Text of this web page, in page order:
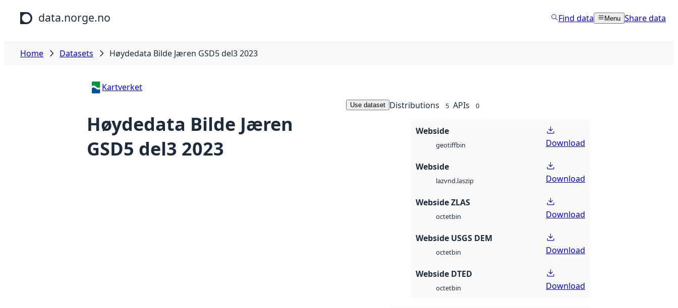
Skip to main content
data.norge.no Find data Menu Share data
Home Datasets Høydedata Bilde Jæren GSD5 del3 2023
Kartverket
Høydedata Bilde Jæren
GSD5 del3 2023
Use dataset Distributions 5 APIs 0
Webside
geotiffbin Download
Webside
lazvnd.laszip Download
Webside ZLAS
octetbin Download
Webside USGS DEM
octetbin Download
Webside DTED
octetbin Download